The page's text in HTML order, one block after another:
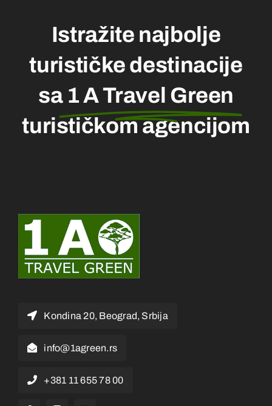
Istražite najbolje
turističke destinacije
sa 1 A Travel Green
turističkom agencijom
Kondina 20, Beograd, Srbija
info@1agreen.rs
+381 11 655 78 00